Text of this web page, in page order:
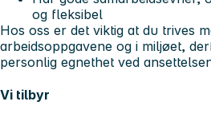
og fleksibel
Hos oss er det viktig at du trives
arbeidsoppgavene og i miljøet,
personlig egnethet ved
Vi tilbyr